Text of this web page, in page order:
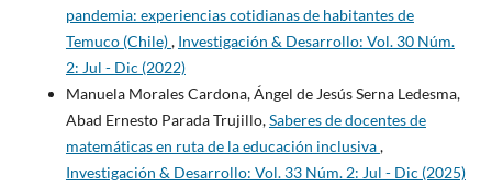
pandemia: experiencias cotidianas de habitantes de
Temuco (Chile), Investigación & Desarrollo: Vol. 30 Núm.
2: Jul - Dic (2022)
Manuela Morales Cardona, Ángel de Jesús Serna Ledesma,
Abad Ernesto Parada Trujillo,Saberes de docentes de
matemáticas en ruta de la educación inclusiva,
Investigación & Desarrollo: Vol. 33 Núm. 2: Jul - Dic (2025)